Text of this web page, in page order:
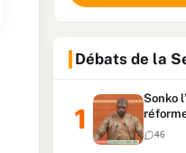
Débats de la
Sonko
46